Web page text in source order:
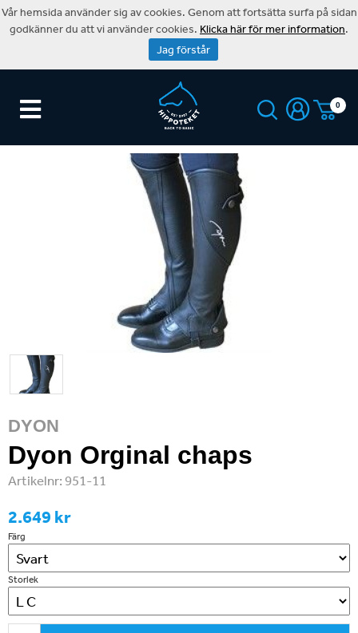
0
DYON
Dyon Orginal chaps
Artikelnr: 951-11
2.649 kr
Färg
Storlek
Vår hemsida använder sig av cookies. Genom att fortsätta surfa på sidan
godkänner du att vi använder cookies. Klicka här för mer information.
Jag förstår